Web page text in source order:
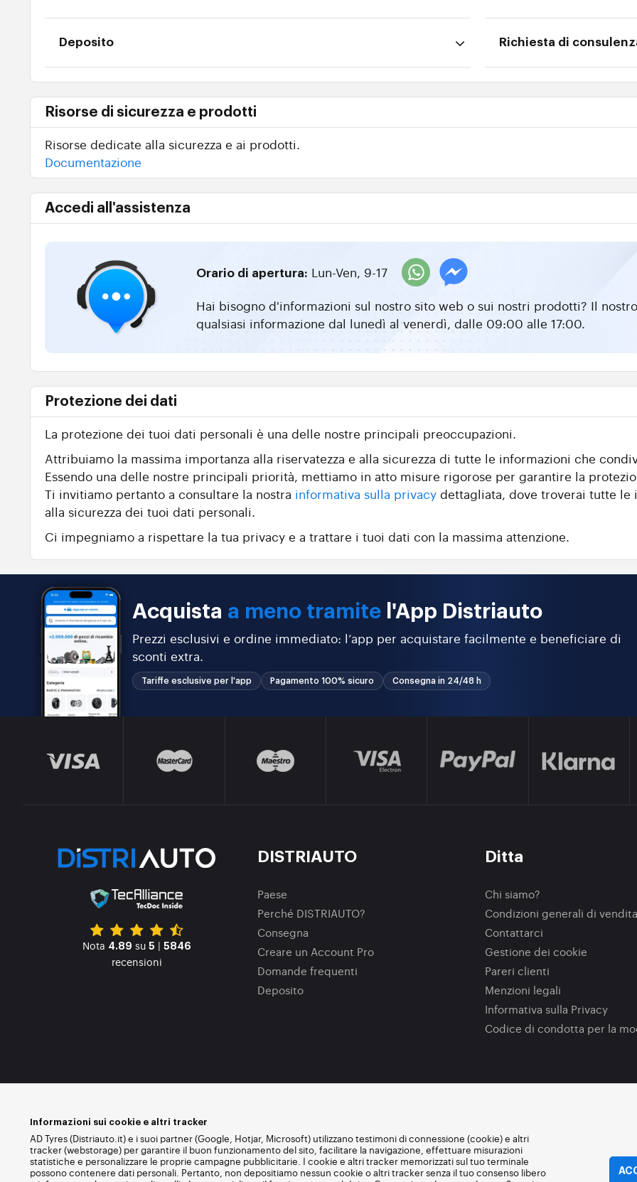
Deposito Richiesta di
Risorse di sicurezza e prodotti
Risorse dedicate alla sicurezza e ai prodotti.
Documentazione
Accedi all'assistenza
Orario di apertura: Lun-Ven, 9-17
Hai bisogno d'informazioni sul nostro sito web o sui nostri prodotti? Il
qualsiasi informazione dal lunedì al venerdì, dalle 09:00 alle 17:00.
Protezione dei dati
La protezione dei tuoi dati personali è una delle nostre principali preoccupazioni.
Attribuiamo la massima importanza alla riservatezza e alla sicurezza di tutte le informazioni che
Essendo una delle nostre principali priorità, mettiamo in atto misure rigorose per garantire la
Ti invitiamo pertanto a consultare la nostra informativa sulla privacy dettagliata, dove troverai tutte le
alla sicurezza dei tuoi dati personali.
Ci impegniamo a rispettare la tua privacy e a trattare i tuoi dati con la massima attenzione.
Acquista a meno tramite l'App Distriauto
Prezzi esclusivi e ordine immediato: l’app per acquistare facilmente e beneficiare di
sconti extra.
Tariffe esclusive per l'app Pagamento 100% sicuro Consegna in 24/48 h
Nota 4.89 su 5 | 5846
recensioni
DISTRIAUTO
Paese
Perché DISTRIAUTO?
Consegna
Creare un Account Pro
Domande frequenti
Deposito
Ditta
Chi siamo?
Condizioni generali di vendita
Contattarci
Gestione dei cookie
Pareri clienti
Menzioni legali
Informativa sulla Privacy
Codice di condotta per la
Informazioni sui cookie e altri tracker
AD Tyres (Distriauto.it) e i suoi partner (Google, Hotjar, Microsoft) utilizzano testimoni di connessione (cookie) e altri
tracker (webstorage) per garantire il buon funzionamento del sito, facilitare la navigazione, effettuare misurazioni
statistiche e personalizzare le proprie campagne pubblicitarie. I cookie e altri tracker memorizzati sul tuo terminale
possono contenere dati personali. Pertanto, non depositiamo nessun cookie o altri tracker senza il tuo consenso libero